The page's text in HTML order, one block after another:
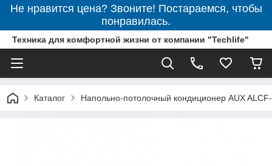
Не нравится цена? Звоните! Постараемся, чтобы
понравилась.
Техника для комфортной жизни от компании "Techlife"
Каталог Напольно-потолочный кондиционер AUX